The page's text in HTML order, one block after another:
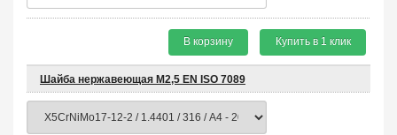
В корзину Купить в 1 клик
Шайба нержавеющая М2,5 EN ISO 7089